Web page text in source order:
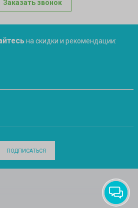
Заказать звонок
на скидки и рекомендации:
ПОДПИСАТЬСЯ